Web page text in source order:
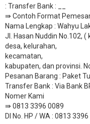
: Transfer Bank : __
​⇛ Contoh Format
Nama Lengkap : Wahyu
Jl. Hasan Nuddin No.102, (
desa, kelurahan,
kecamatan,
kabupaten, dan provinsi.
Pesanan Barang : Paket
​Transfer Bank : Via Bank
Nomer Kami
⇛ 0813 3396 0089
DI No. HP / WA : 0813